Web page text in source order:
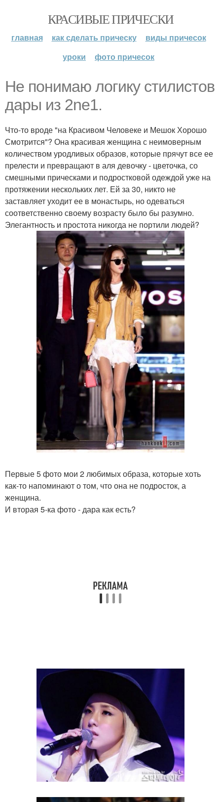
КРАСИВЫЕ ПРИЧЕСКИ
главная как сделать прическу
виды причесок
уроки
фото причесок
Не понимаю логику стилистов
дары из 2ne1.
Что-то вроде "на Красивом Человеке и Мешок Хорошо
Смотрится"? Она красивая женщина с неимоверным
количеством уродливых образов, которые прячут все ее
прелести и превращают в аля девочку - цветочка, со
смешными прическами и подростковой одеждой уже на
протяжении нескольких лет. Ей за 30, никто не
заставляет уходит ее в монастырь, но одеваться
соответственно своему возрасту было бы разумно.
Элегантность и простота никогда не портили людей?
Первые 5 фото мои 2 любимых образа, которые хоть
как-то напоминают о том, что она не подросток, а
женщина.
И вторая 5-ка фото - дара как есть?